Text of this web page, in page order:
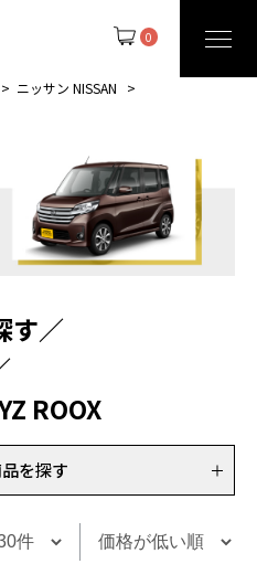
0
ニッサン NISSAN
す／
ROOX
を探す